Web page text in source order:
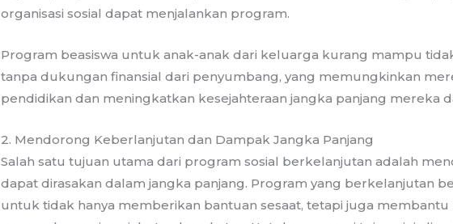
organisasi sosial dapat menjalankan program.
Program beasiswa untuk anak-anak dari keluarga kurang mampu
tanpa dukungan finansial dari penyumbang, yang memungkinkan
pendidikan dan meningkatkan kesejahteraan jangka panjang mereka
2. Mendorong Keberlanjutan dan Dampak Jangka Panjang
Salah satu tujuan utama dari program sosial berkelanjutan adalah
dapat dirasakan dalam jangka panjang. Program yang berkelanjutan
untuk tidak hanya memberikan bantuan sesaat, tetapi juga membantu